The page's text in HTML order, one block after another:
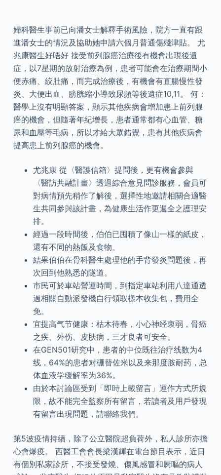
婦科醫生事前已向潘女士解釋手術風險，院方一直有跟
進潘女士的情況及協助她申請六個月普通傷殘津貼。 尤
兆康醫生好唔好 接受前列腺癌治療後有機會出現後遺
症，以7星期的放射治療為例，患者可能會在治療期間小
便赤痛、絞肚痛，而完成治療後，有機會有直腸慢性發
炎、大便出血、膀胱縮小導致尿頻等後遺症10,11。 何：
醫學上沒有明顯答案，顯示其他疾病會增加患上前列腺
癌的機會，但隨著年紀增長，患者通常都有心血管、糖
尿和血壓等毛病，所以才給大眾錯覺，患有其他疾病會
提高患上前列腺癌的機會。
尤兆康 從〈醫護信箱〉提問後，更有機會參與
〈醫訪共融計畫〉透過綜合意見問診服務，會員可
對病情預先稍作了解後，選擇性地邀請相關合適醫
生共同參與該計畫，為健康生活作更週全之護理安
排。
經過一段時間後，伯伯已囤積了像山一樣的紙皮，
還有不同的熱飯及食物。
結果伯伯在骨科醫生處理他的手背發炎問題後，再
次回到他熟悉的隧道。
市民可於車站營運時間，到指定車站利用八達通透
過相關自動派發機自行領取樣本收集包，費用全
免。
宜提高气节健康：枯木待春，小心神经衷弱，骨癌
之疾、外伤、皮肤病，三才良者可安全。
在GEN501研究中，患者的中位既往治疗线数为4
线，64%的患者对硼替佐米以及来那度胺耐药，总
体血液学缓解率为36%。
由於本討論區受到「即時上載留言」運作方式所規
限，故不能完全監察所有留言，若讀者及用戶發現
有留言出現問題，請聯絡我們。
第5波疫情持續，除了公立醫院超負荷外，私人診所亦擔
心會爆疫。 西醫工會會長梁漢輝在電台節目表示，近日
有個別私家診所，不接受發燒、傷風感冒和屙嘔的病人